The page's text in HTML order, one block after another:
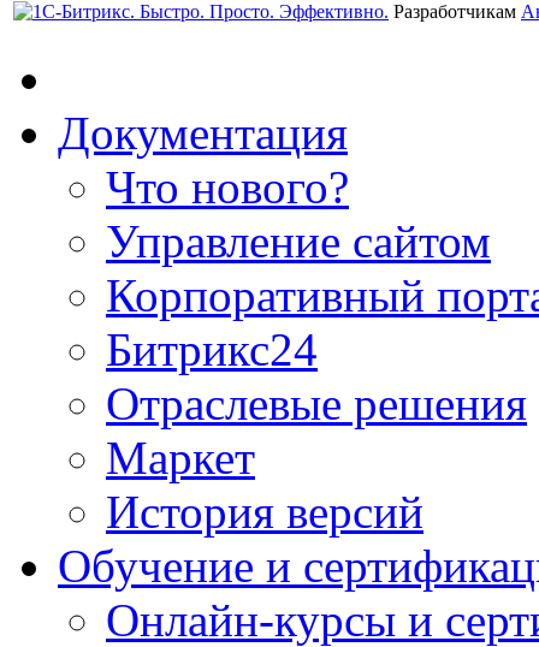
Разработчикам
Документация
Что нового?
Управление сайтом
Корпоративный
Битрикс24
Отраслевые решения
Маркет
История версий
Обучение и
Онлайн-курсы и